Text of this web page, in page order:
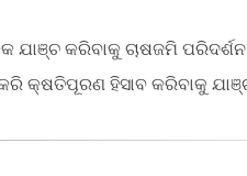
ଯାଞ୍ଚ କରିବାକୁ ଚାଷଜମି
ହିସାବ କରିବାକୁ ଯାଞ୍ଚ